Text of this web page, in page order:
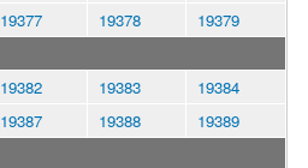
19377 19378
19379
19382 19383
19384
19387 19388
19389